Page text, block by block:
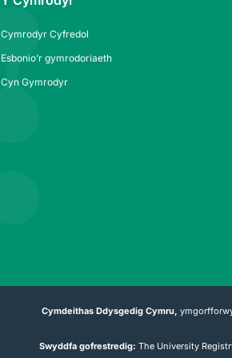
Cymrodyr Cyfredol
Esbonio’r gymrodoriaeth
Cyn Gymrodyr
Cymdeithas Ddysgedig Cymru,
Swyddfa gofrestredig: The University